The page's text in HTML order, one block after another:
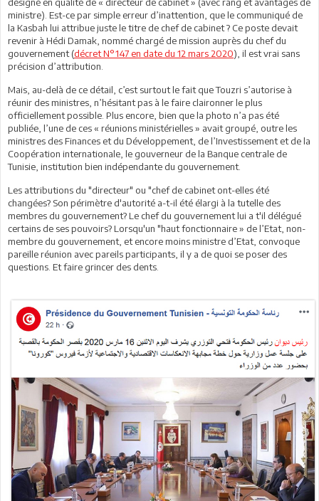
ministre). Est-ce par simple erreur d’inattention, que le communiqué de
la Kasbah lui attribue juste le titre de chef de cabinet ? Ce poste devait
revenir à Hédi Damak, nommé chargé de mission auprès du chef du
gouvernement (décret N°147 en date du 12 mars 2020), il est vrai sans
précision d’attribution.
Mais, au-delà de ce détail, c’est surtout le fait que Touzri s’autorise à
réunir des ministres, n’hésitant pas à le faire claironner le plus
officiellement possible. Plus encore, bien que la photo n’a pas été
publiée, l’une de ces « réunions ministérielles » avait groupé, outre les
ministres des Finances et du Développement, de l’Investissement et de la
Coopération internationale, le gouverneur de la Banque centrale de
Tunisie, institution bien indépendante du gouvernement.
Les attributions du "directeur" ou "chef de cabinet ont-elles été
changées? Son périmètre d'autorité a-t-il été élargi à la tutelle des
membres du gouvernement? Le chef du gouvernement lui a t'il délégué
certains de ses pouvoirs? Lorsqu'un "haut fonctionnaire » de l’Etat, non-
membre du gouvernement, et encore moins ministre d’Etat, convoque
pareille réunion avec pareils participants, il y a de quoi se poser des
questions. Et faire grincer des dents.